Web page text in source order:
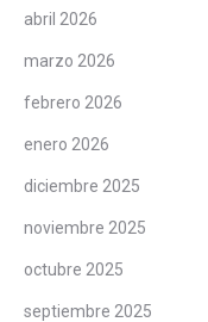
abril 2026
marzo 2026
febrero 2026
enero 2026
diciembre 2025
noviembre 2025
octubre 2025
septiembre 2025